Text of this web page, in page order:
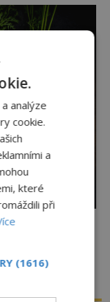
fialovou
analýze
cookie.
a
které
při
(1616)